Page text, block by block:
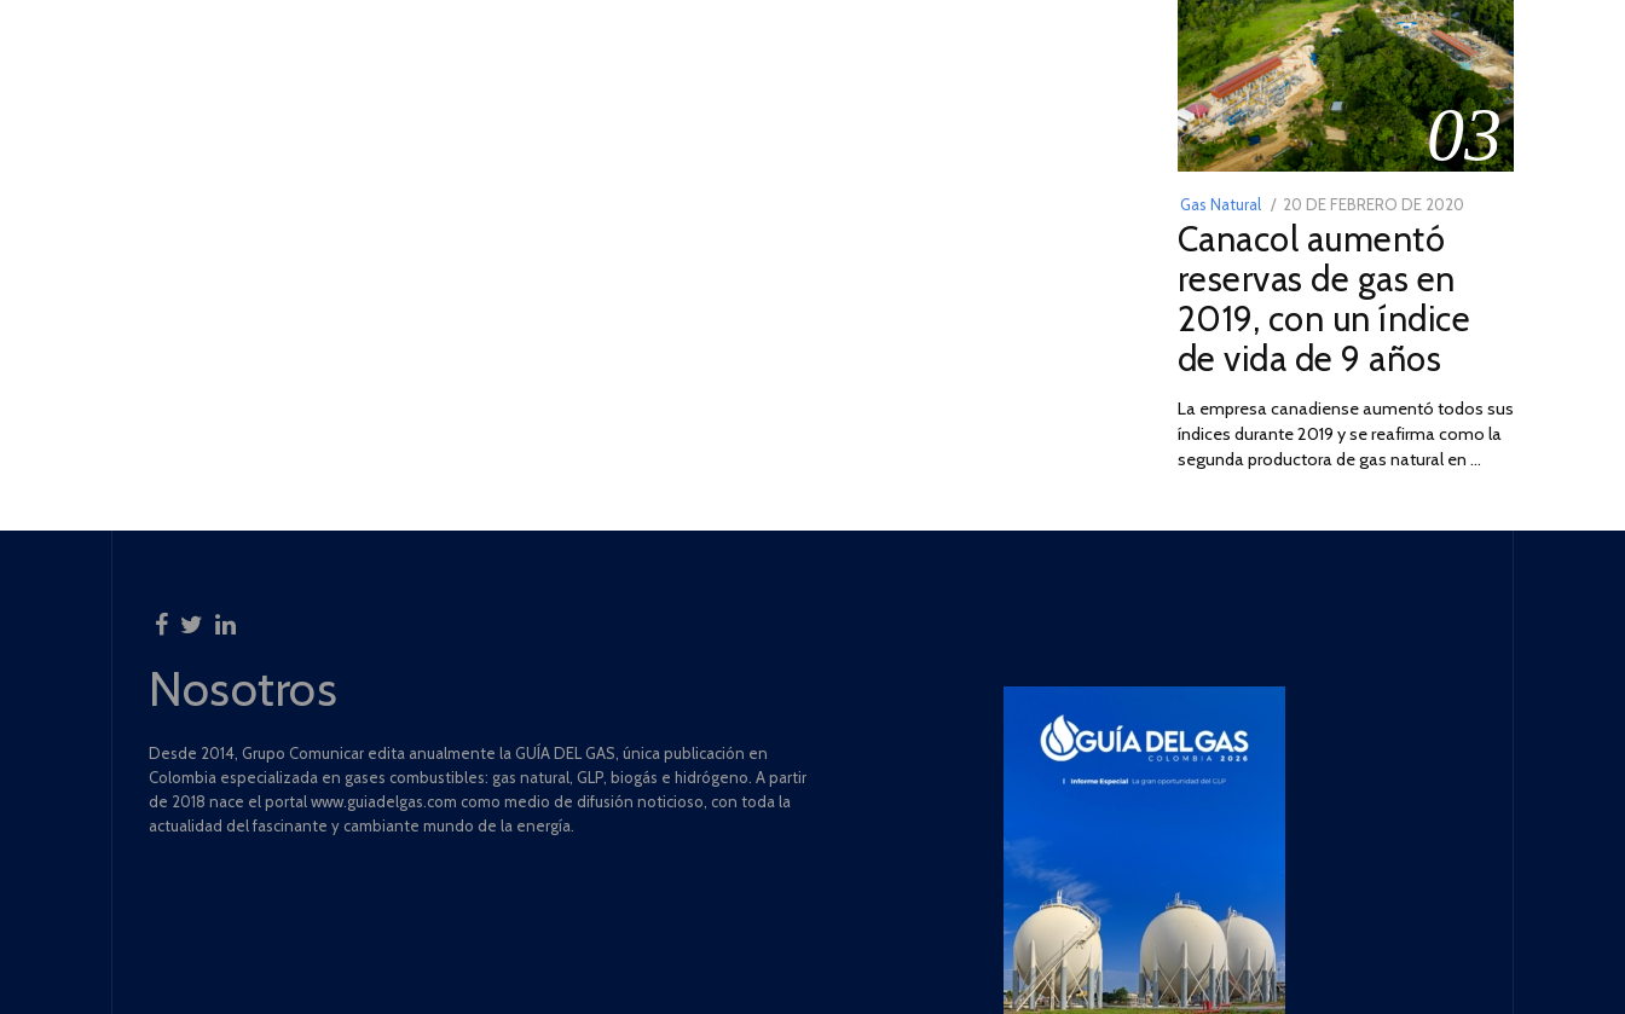
03
Gas Natural
POSTED
ON
20 DE FEBRERO DE 2020
2025
Canacol aumentó
reservas de gas en
2019, con un índice
de vida de 9 años
La empresa canadiense aumentó todos sus
índices durante 2019 y se reafirma como la
segunda productora de gas natural en …
Nosotros
Desde 2014, Grupo Comunicar edita anualmente la GUÍA DEL GAS, única publicación en
Colombia especializada en gases combustibles: gas natural, GLP, biogás e hidrógeno. A partir
de 2018 nace el portal www.guiadelgas.com como medio de difusión noticioso, con toda la
actualidad del fascinante y cambiante mundo de la energía.